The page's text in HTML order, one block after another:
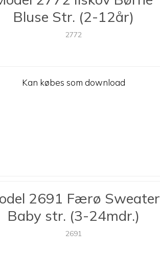
Bluse Str. (2-12år)
2772
Kan købes som download
2691 Færø Sweater
Baby str. (3-24mdr.)
2691